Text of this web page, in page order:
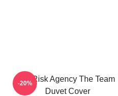
All-Risk Agency The Team
Duvet Cover
-20%